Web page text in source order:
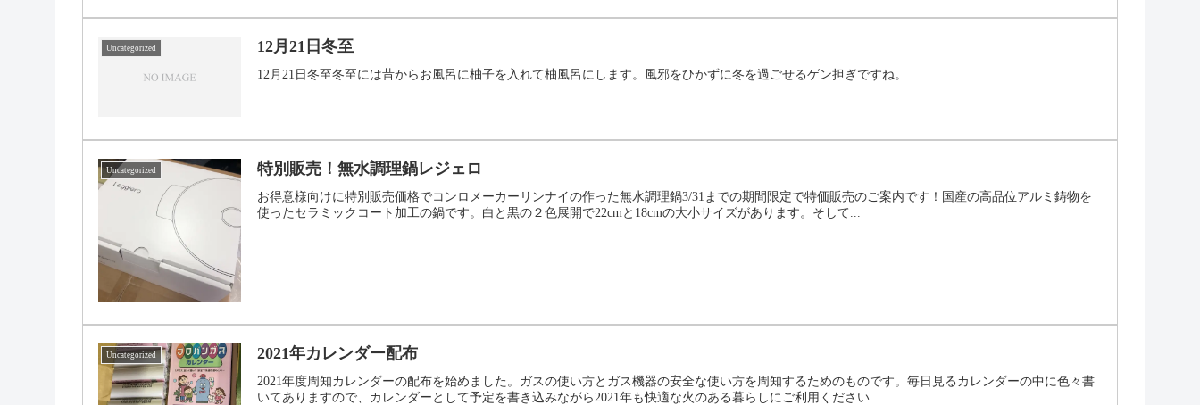
Uncategorized 12月21日冬至
12月21日冬至冬至には昔からお風呂に柚子を入れて柚風呂にします。風邪をひかずに冬を過ごせるゲン担ぎですね。
Uncategorized 特別販売！無水調理鍋レジェロ
お得意様向けに特別販売価格でコンロメーカーリンナイの作った無水調理鍋3/31までの期間限定で特価販売のご案内です！国産の高品位アルミ鋳物を
使ったセラミックコート加工の鍋です。白と黒の２色展開で22cmと18cmの大小サイズがあります。そして...
Uncategorized 2021年カレンダー配布
2021年度周知カレンダーの配布を始めました。ガスの使い方とガス機器の安全な使い方を周知するためのものです。毎日見るカレンダーの中に色々書
いてありますので、カレンダーとして予定を書き込みながら2021年も快適な火のある暮らしにご利用ください...